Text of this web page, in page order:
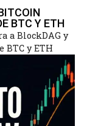
BTC Y ETH
a BlockDAG y
BTC y ETH